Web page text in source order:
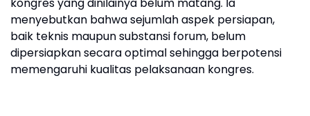
menyebutkan bahwa sejumlah aspek persiapan,
baik teknis maupun substansi forum, belum
dipersiapkan secara optimal sehingga berpotensi
memengaruhi kualitas pelaksanaan kongres.